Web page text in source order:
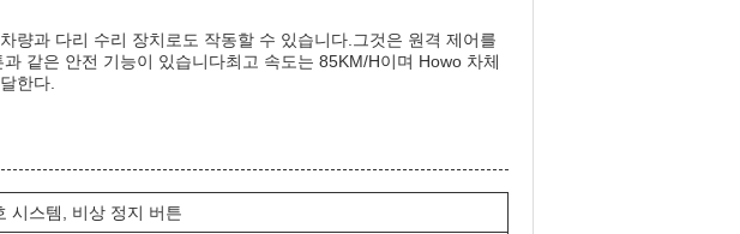
량과 다리 수리 장치로도 작동할 수 있습니다.그것은 원격 제어를
같은 안전 기능이 있습니다최고 속도는 85KM/H이며 Howo 차체
한다.
시스템, 비상 정지 버튼